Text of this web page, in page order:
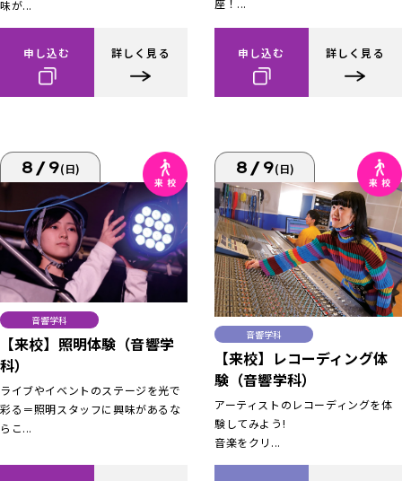
味が...
申し込む 詳しく見る 申し込む 詳しく見る
8/9(日)
音響学科
【来校】照明体験（音響学
科）
ライブやイベントのステージを光で
彩る＝照明スタッフに興味があるな
らこ...
8/9(日)
音響学科
【来校】レコーディング体
験（音響学科）
アーティストのレコーディングを体
験してみよう!
音楽をクリ...